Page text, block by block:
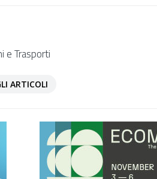
e Trasporti
ARTICOLI